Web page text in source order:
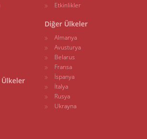
Etkinlikler
Diğer Ülkeler
Almanya
Avusturya
Belarus
Fransa
İspanya
İtalya
Rusya
Ukrayna